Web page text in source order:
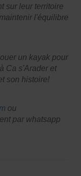
sur leur territoire
l'équilibre
un kayak pour
Ca s'Arader et
son histoire!
ou
par whatsapp